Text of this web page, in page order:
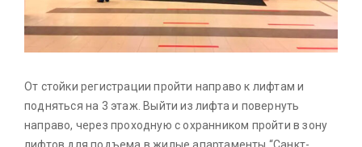
От стойки регистрации пройти направо к лифтам и
подняться на 3 этаж. Выйти из лифта и повернуть
направо, через проходную с охранником пройти в зону
лифтов для подъема в жилые апартаменты “Санкт-